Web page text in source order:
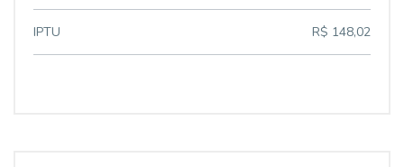
IPTU R$ 148,02